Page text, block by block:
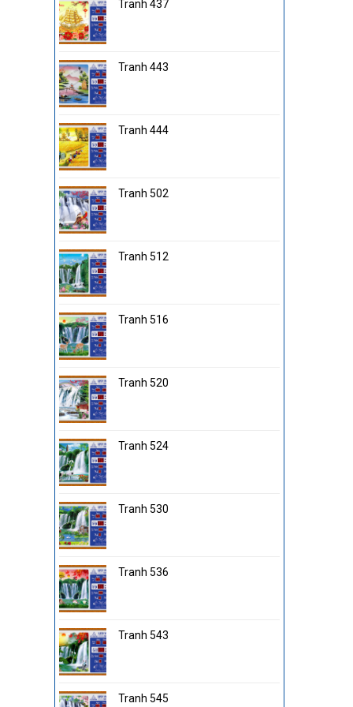
Tranh 437
Tranh 443
Tranh 444
Tranh 502
Tranh 512
Tranh 516
Tranh 520
Tranh 524
Tranh 530
Tranh 536
Tranh 543
Tranh 545